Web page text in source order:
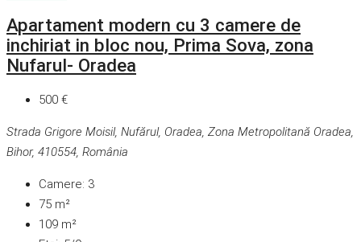
Apartament modern cu 3 camere de
inchiriat in bloc nou, Prima Sova, zona
Nufarul- Oradea
500 €
Strada Grigore Moisil, Nufărul, Oradea, Zona Metropolitană Oradea,
Bihor, 410554, România
Camere: 3
75 m²
109 m²